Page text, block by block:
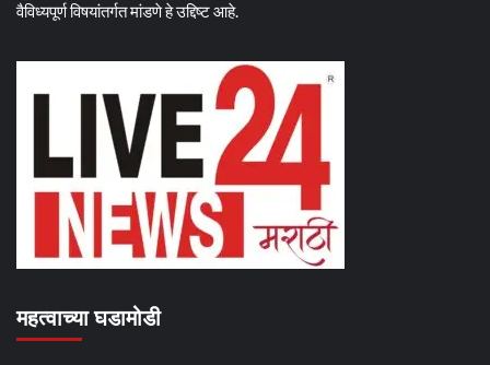
वैविध्यपूर्ण विषयांतर्गत मांडणे हे उद्दिष्ट आहे.
महत्वाच्या घडामोडी